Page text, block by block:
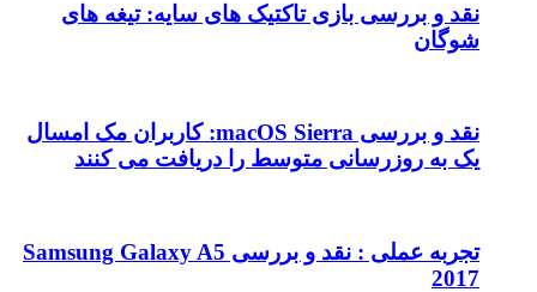
نقد و بررسی بازی تاکتیک های سایه: تیغه های
شوگان
نقد و بررسی macOS Sierra: کاربران مک امسال
یک به روزرسانی متوسط را دریافت می کنند
تجربه عملی : نقد و بررسی Samsung Galaxy A5
2017